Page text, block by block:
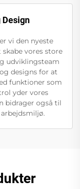
Design
vi den nyeste
vores store
udviklingsteam
designs for at
funktioner som
yder vores
bidrager også til